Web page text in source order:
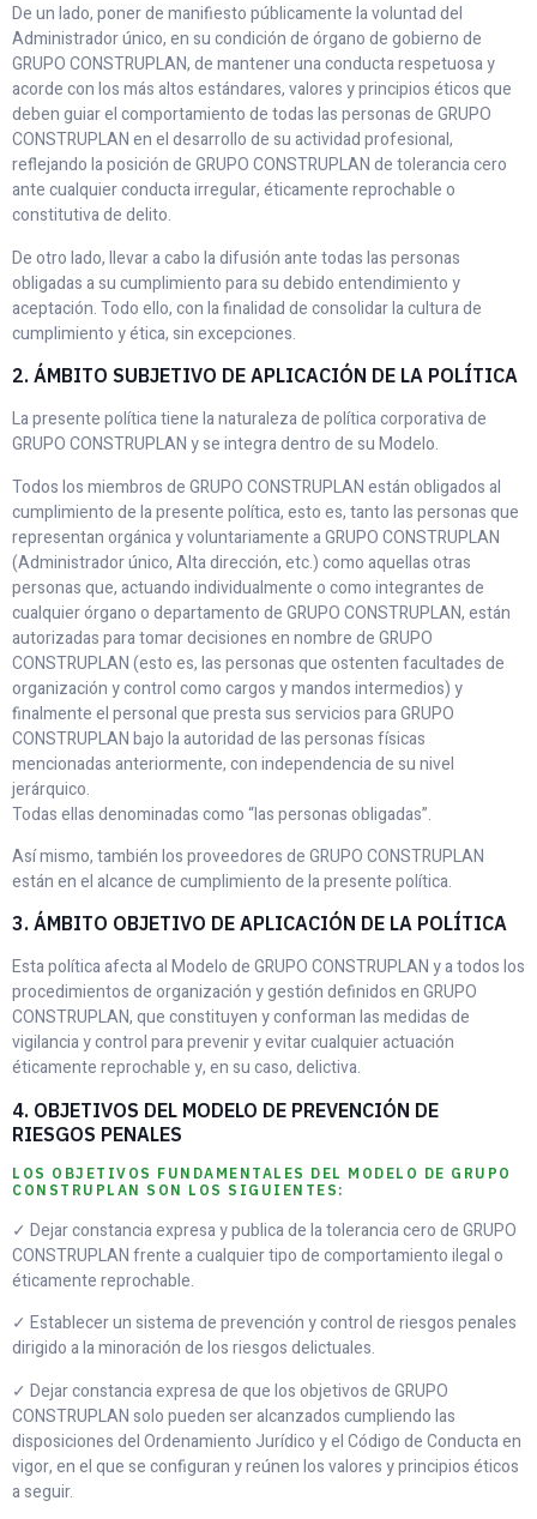
De un lado, poner de manifiesto públicamente la voluntad del
Administrador único, en su condición de órgano de gobierno de
GRUPO CONSTRUPLAN, de mantener una conducta respetuosa y
acorde con los más altos estándares, valores y principios éticos que
deben guiar el comportamiento de todas las personas de GRUPO
CONSTRUPLAN en el desarrollo de su actividad profesional,
reflejando la posición de GRUPO CONSTRUPLAN de tolerancia cero
ante cualquier conducta irregular, éticamente reprochable o
constitutiva de delito.
De otro lado, llevar a cabo la difusión ante todas las personas
obligadas a su cumplimiento para su debido entendimiento y
aceptación. Todo ello, con la finalidad de consolidar la cultura de
cumplimiento y ética, sin excepciones.
2. ÁMBITO SUBJETIVO DE APLICACIÓN DE LA POLÍTICA
La presente política tiene la naturaleza de política corporativa de
GRUPO CONSTRUPLAN y se integra dentro de su Modelo.
Todos los miembros de GRUPO CONSTRUPLAN están obligados al
cumplimiento de la presente política, esto es, tanto las personas que
representan orgánica y voluntariamente a GRUPO CONSTRUPLAN
(Administrador único, Alta dirección, etc.) como aquellas otras
personas que, actuando individualmente o como integrantes de
cualquier órgano o departamento de GRUPO CONSTRUPLAN, están
autorizadas para tomar decisiones en nombre de GRUPO
CONSTRUPLAN (esto es, las personas que ostenten facultades de
organización y control como cargos y mandos intermedios) y
finalmente el personal que presta sus servicios para GRUPO
CONSTRUPLAN bajo la autoridad de las personas físicas
mencionadas anteriormente, con independencia de su nivel
jerárquico.
Todas ellas denominadas como “las personas obligadas”.
Así mismo, también los proveedores de GRUPO CONSTRUPLAN
están en el alcance de cumplimiento de la presente política.
3. ÁMBITO OBJETIVO DE APLICACIÓN DE LA POLÍTICA
Esta política afecta al Modelo de GRUPO CONSTRUPLAN y a todos los
procedimientos de organización y gestión definidos en GRUPO
CONSTRUPLAN, que constituyen y conforman las medidas de
vigilancia y control para prevenir y evitar cualquier actuación
éticamente reprochable y, en su caso, delictiva.
4. OBJETIVOS DEL MODELO DE PREVENCIÓN DE
RIESGOS PENALES
LOS OBJETIVOS FUNDAMENTALES DEL MODELO DE GRUPO
CONSTRUPLAN SON LOS SIGUIENTES:
✓ Dejar constancia expresa y publica de la tolerancia cero de GRUPO
CONSTRUPLAN frente a cualquier tipo de comportamiento ilegal o
éticamente reprochable.
✓ Establecer un sistema de prevención y control de riesgos penales
dirigido a la minoración de los riesgos delictuales.
✓ Dejar constancia expresa de que los objetivos de GRUPO
CONSTRUPLAN solo pueden ser alcanzados cumpliendo las
disposiciones del Ordenamiento Jurídico y el Código de Conducta en
vigor, en el que se configuran y reúnen los valores y principios éticos
a seguir.